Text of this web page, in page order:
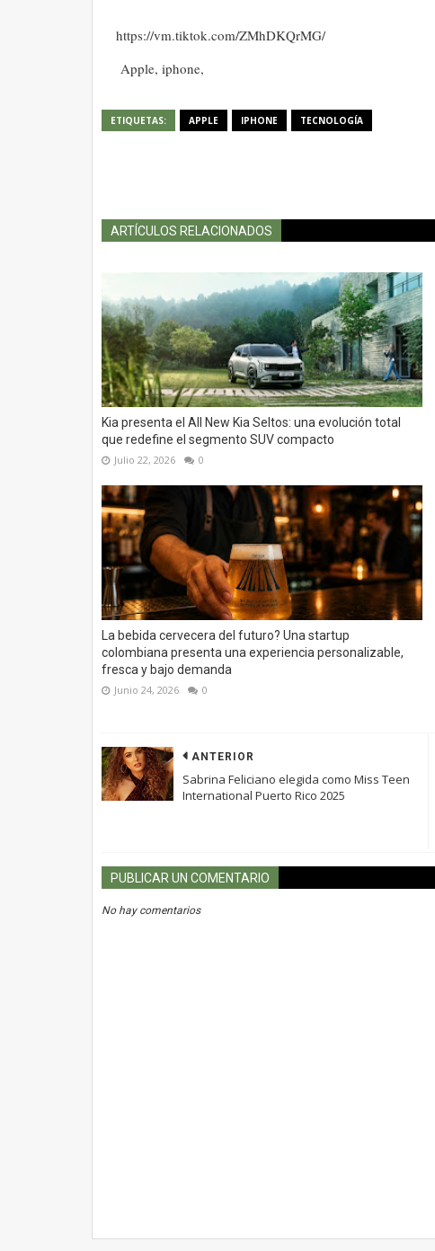
https://vm.tiktok.com/ZMhDKQrMG/
Apple, iphone,
ETIQUETAS: APPLE IPHONE TECNOLOGÍA
ARTÍCULOS RELACIONADOS
Kia presenta el All New Kia Seltos: una evolución total
que redefine el segmento SUV compacto
Julio 22, 2026 0
La bebida cervecera del futuro? Una startup
colombiana presenta una experiencia personalizable,
fresca y bajo demanda
Junio 24, 2026 0
ANTERIOR
Sabrina Feliciano elegida como Miss Teen
International Puerto Rico 2025
PUBLICAR UN COMENTARIO
No hay comentarios